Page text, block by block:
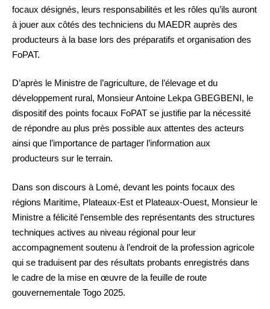
focaux désignés, leurs responsabilités et les rôles qu’ils auront
à jouer aux côtés des techniciens du MAEDR auprès des
producteurs à la base lors des préparatifs et organisation des
FoPAT.
D’après le Ministre de l’agriculture, de l’élevage et du
développement rural, Monsieur Antoine Lekpa GBEGBENI, le
dispositif des points focaux FoPAT se justifie par la nécessité
de répondre au plus près possible aux attentes des acteurs
ainsi que l’importance de partager l’information aux
producteurs sur le terrain.
Dans son discours à Lomé, devant les points focaux des
régions Maritime, Plateaux-Est et Plateaux-Ouest, Monsieur le
Ministre a félicité l’ensemble des représentants des structures
techniques actives au niveau régional pour leur
accompagnement soutenu à l’endroit de la profession agricole
qui se traduisent par des résultats probants enregistrés dans
le cadre de la mise en œuvre de la feuille de route
gouvernementale Togo 2025.